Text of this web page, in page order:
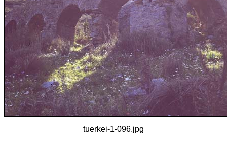
tuerkei-1-096.jpg